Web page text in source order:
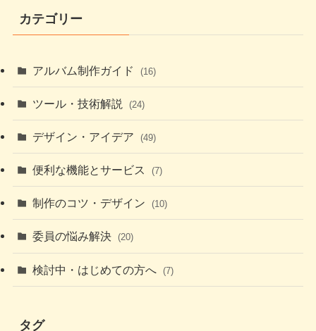
カテゴリー
アルバム制作ガイド (16)
ツール・技術解説 (24)
デザイン・アイデア (49)
便利な機能とサービス (7)
制作のコツ・デザイン (10)
委員の悩み解決 (20)
検討中・はじめての方へ (7)
タグ